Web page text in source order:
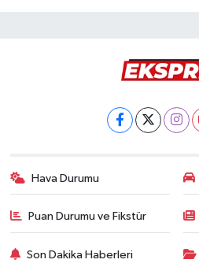
Hava Durumu
Puan Durumu ve Fikstür
Son Dakika Haberleri